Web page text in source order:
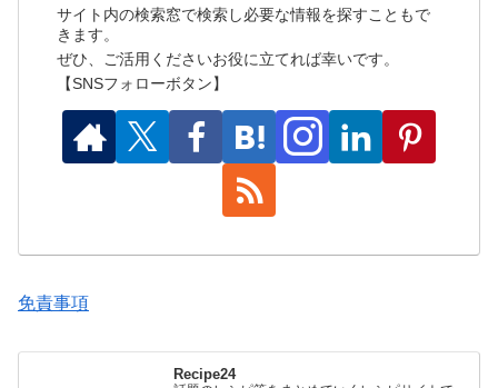
サイト内の検索窓で検索し必要な情報を探すこともで
きます。
ぜひ、ご活用くださいお役に立てれば幸いです。
【SNSフォローボタン】
免責事項
Recipe24